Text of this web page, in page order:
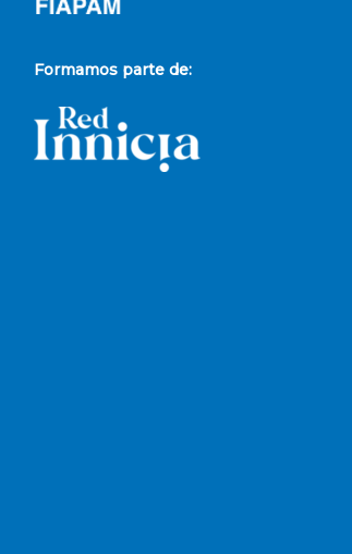
Formamos parte de: